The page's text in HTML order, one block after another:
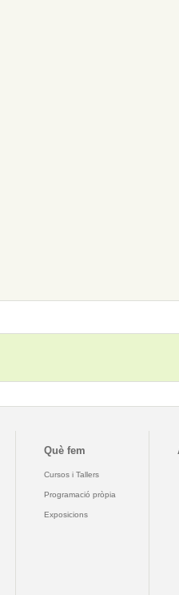
Què fem
Cursos i Tallers
Programació pròpia
Exposicions